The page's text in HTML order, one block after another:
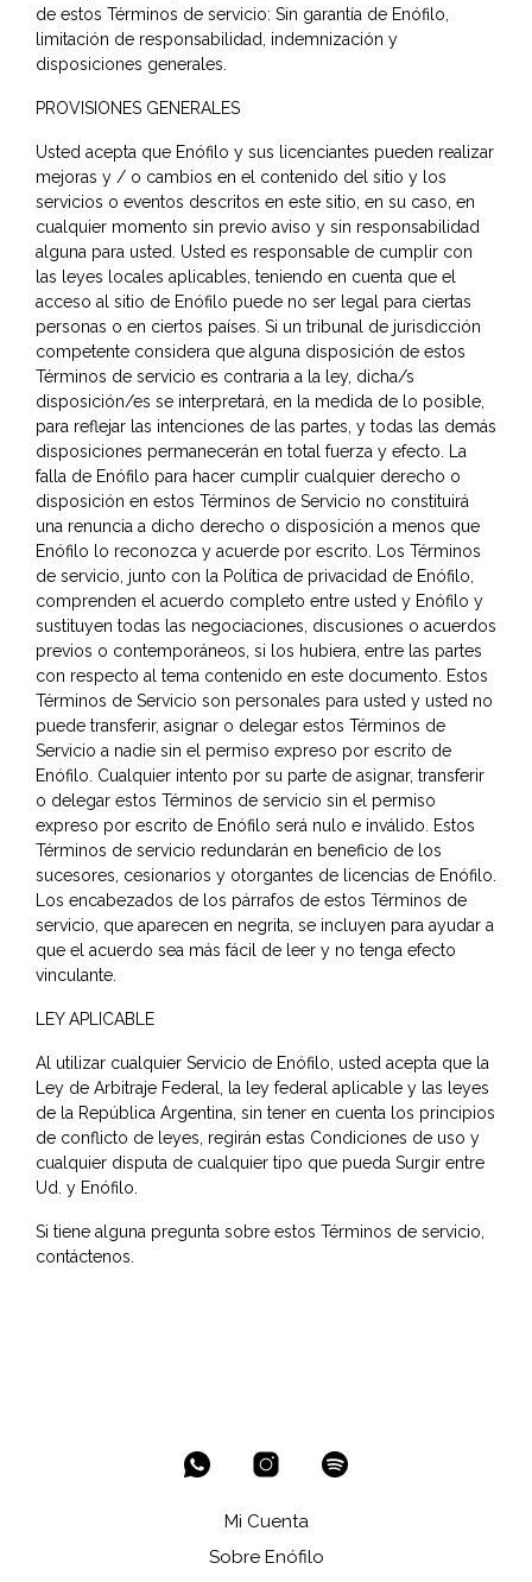
de estos Términos de servicio: Sin garantía de Enófilo,
limitación de responsabilidad, indemnización y
disposiciones generales.
PROVISIONES GENERALES
Usted acepta que Enófilo y sus licenciantes pueden realizar
mejoras y / o cambios en el contenido del sitio y los
servicios o eventos descritos en este sitio, en su caso, en
cualquier momento sin previo aviso y sin responsabilidad
alguna para usted. Usted es responsable de cumplir con
las leyes locales aplicables, teniendo en cuenta que el
acceso al sitio de Enófilo puede no ser legal para ciertas
personas o en ciertos países. Si un tribunal de jurisdicción
competente considera que alguna disposición de estos
Términos de servicio es contraria a la ley, dicha/s
disposición/es se interpretará, en la medida de lo posible,
para reflejar las intenciones de las partes, y todas las demás
disposiciones permanecerán en total fuerza y efecto. La
falla de Enófilo para hacer cumplir cualquier derecho o
disposición en estos Términos de Servicio no constituirá
una renuncia a dicho derecho o disposición a menos que
Enófilo lo reconozca y acuerde por escrito. Los Términos
de servicio, junto con la Política de privacidad de Enófilo,
comprenden el acuerdo completo entre usted y Enófilo y
sustituyen todas las negociaciones, discusiones o acuerdos
previos o contemporáneos, si los hubiera, entre las partes
con respecto al tema contenido en este documento. Estos
Términos de Servicio son personales para usted y usted no
puede transferir, asignar o delegar estos Términos de
Servicio a nadie sin el permiso expreso por escrito de
Enófilo. Cualquier intento por su parte de asignar, transferir
o delegar estos Términos de servicio sin el permiso
expreso por escrito de Enófilo será nulo e inválido. Estos
Términos de servicio redundarán en beneficio de los
sucesores, cesionarios y otorgantes de licencias de Enófilo.
Los encabezados de los párrafos de estos Términos de
servicio, que aparecen en negrita, se incluyen para ayudar a
que el acuerdo sea más fácil de leer y no tenga efecto
vinculante.
LEY APLICABLE
Al utilizar cualquier Servicio de Enófilo, usted acepta que la
Ley de Arbitraje Federal, la ley federal aplicable y las leyes
de la República Argentina, sin tener en cuenta los principios
de conflicto de leyes, regirán estas Condiciones de uso y
cualquier disputa de cualquier tipo que pueda Surgir entre
Ud. y Enófilo.
Si tiene alguna pregunta sobre estos Términos de servicio,
contáctenos.
Mi Cuenta
Sobre Enófilo